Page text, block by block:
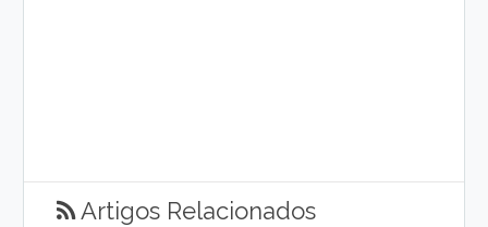
Artigos Relacionados